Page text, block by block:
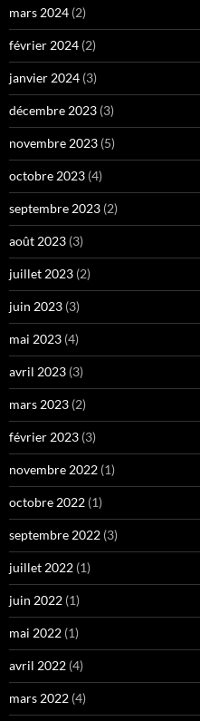
mars 2024 (2)
février 2024 (2)
janvier 2024 (3)
décembre 2023 (3)
novembre 2023 (5)
octobre 2023 (4)
septembre 2023 (2)
août 2023 (3)
juillet 2023 (2)
juin 2023 (3)
mai 2023 (4)
avril 2023 (3)
mars 2023 (2)
février 2023 (3)
novembre 2022 (1)
octobre 2022 (1)
septembre 2022 (3)
juillet 2022 (1)
juin 2022 (1)
mai 2022 (1)
avril 2022 (4)
mars 2022 (4)